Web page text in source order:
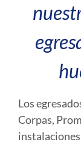
Los
Corpas,